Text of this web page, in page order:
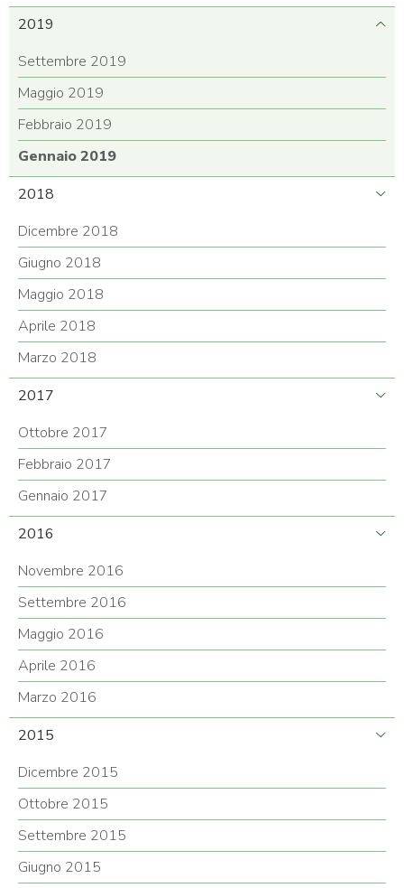
2019
Settembre 2019
Maggio 2019
Febbraio 2019
Gennaio 2019
2018
Dicembre 2018
Giugno 2018
Maggio 2018
Aprile 2018
Marzo 2018
2017
Ottobre 2017
Febbraio 2017
Gennaio 2017
2016
Novembre 2016
Settembre 2016
Maggio 2016
Aprile 2016
Marzo 2016
2015
Dicembre 2015
Ottobre 2015
Settembre 2015
Giugno 2015